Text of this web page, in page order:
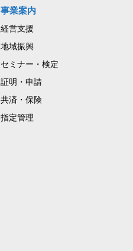
事業案内
経営支援
地域振興
セミナー・検定
証明・申請
共済・保険
指定管理